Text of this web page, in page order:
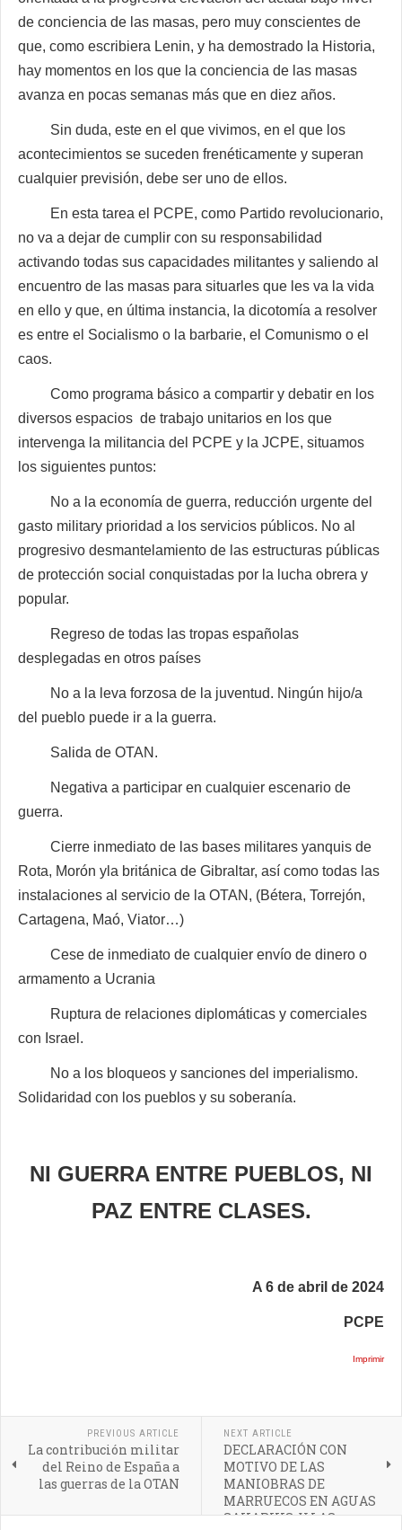
de conciencia de las masas, pero muy conscientes de
que, como escribiera Lenin, y ha demostrado la Historia,
hay momentos en los que la conciencia de las masas
avanza en pocas semanas más que en diez años.
Sin duda, este en el que vivimos, en el que los
acontecimientos se suceden frenéticamente y superan
cualquier previsión, debe ser uno de ellos.
En esta tarea el PCPE, como Partido revolucionario,
no va a dejar de cumplir con su responsabilidad
activando todas sus capacidades militantes y saliendo al
encuentro de las masas para situarles que les va la vida
en ello y que, en última instancia, la dicotomía a resolver
es entre el Socialismo o la barbarie, el Comunismo o el
caos.
Como programa básico a compartir y debatir en los
diversos espacios de trabajo unitarios en los que
intervenga la militancia del PCPE y la JCPE, situamos
los siguientes puntos:
No a la economía de guerra, reducción urgente del
gasto military prioridad a los servicios públicos. No al
progresivo desmantelamiento de las estructuras públicas
de protección social conquistadas por la lucha obrera y
popular.
Regreso de todas las tropas españolas
desplegadas en otros países
No a la leva forzosa de la juventud. Ningún hijo/a
del pueblo puede ir a la guerra.
Salida de OTAN.
Negativa a participar en cualquier escenario de
guerra.
Cierre inmediato de las bases militares yanquis de
Rota, Morón yla británica de Gibraltar, así como todas las
instalaciones al servicio de la OTAN, (Bétera, Torrejón,
Cartagena, Maó, Viator…)
Cese de inmediato de cualquier envío de dinero o
armamento a Ucrania
Ruptura de relaciones diplomáticas y comerciales
con Israel.
No a los bloqueos y sanciones del imperialismo.
Solidaridad con los pueblos y su soberanía.
NI GUERRA ENTRE PUEBLOS, NI
PAZ ENTRE CLASES.
A 6 de abril de 2024
PCPE
Imprimir
PREVIOUS ARTICLE
La contribución militar
del Reino de España a
las guerras de la OTAN
NEXT ARTICLE
DECLARACIÓN CON
MOTIVO DE LAS
MANIOBRAS DE
MARRUECOS EN AGUAS
SAHARUIS, Y LAS